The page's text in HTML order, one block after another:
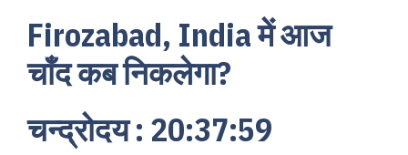
Firozabad, India में आज
चाँद कब निकलेगा?
चन्द्रोदय : 20:37:59